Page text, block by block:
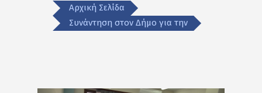
Αρχική Σελίδα
Συνάντηση στον Δήμο για την